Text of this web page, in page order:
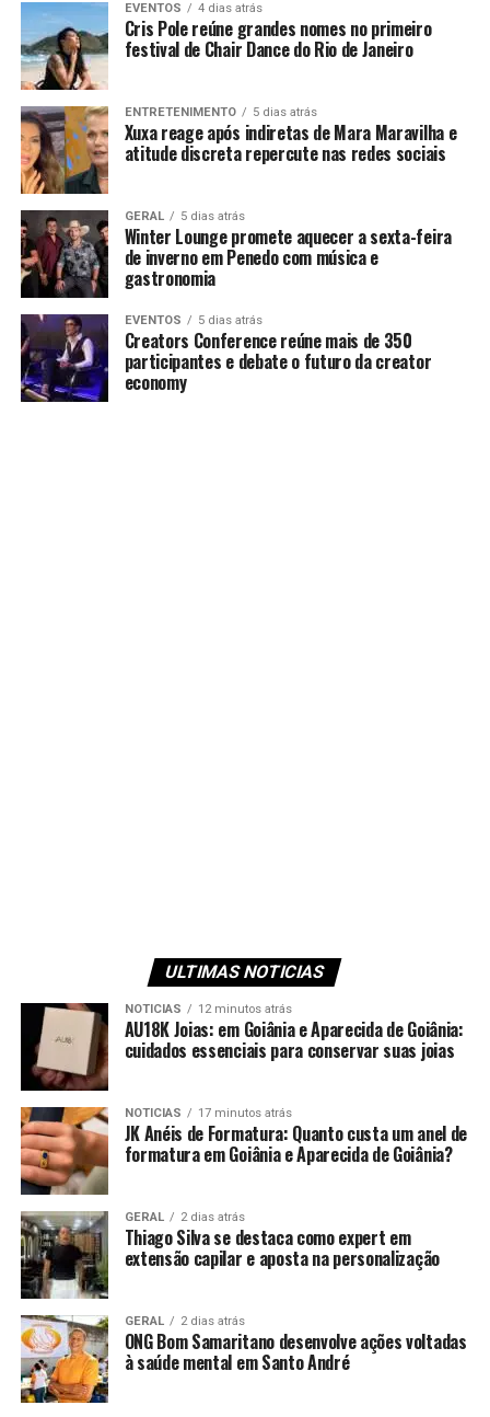
EVENTOS 4 dias atrás
Cris Pole reúne grandes nomes no primeiro
festival de Chair Dance do Rio de Janeiro
ENTRETENIMENTO 5 dias atrás
Xuxa reage após indiretas de Mara Maravilha e
atitude discreta repercute nas redes sociais
GERAL 5 dias atrás
Winter Lounge promete aquecer a sexta-feira
de inverno em Penedo com música e
gastronomia
EVENTOS 5 dias atrás
Creators Conference reúne mais de 350
participantes e debate o futuro da creator
economy
ULTIMAS NOTICIAS
NOTICIAS 12 minutos atrás
AU18K Joias: em Goiânia e Aparecida de Goiânia:
cuidados essenciais para conservar suas joias
NOTICIAS 17 minutos atrás
JK Anéis de Formatura: Quanto custa um anel de
formatura em Goiânia e Aparecida de Goiânia?
GERAL 2 dias atrás
Thiago Silva se destaca como expert em
extensão capilar e aposta na personalização
GERAL 2 dias atrás
ONG Bom Samaritano desenvolve ações voltadas
à saúde mental em Santo André